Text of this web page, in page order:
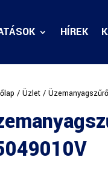
HÍREK
/ Üzlet/